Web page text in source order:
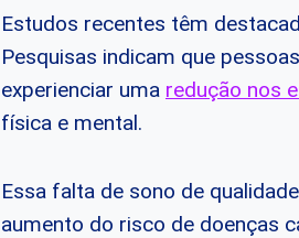
Estudos recentes têm
Pesquisas indicam que
experienciar uma redução nos
física e mental.
Essa falta de sono de
aumento do risco de doenças